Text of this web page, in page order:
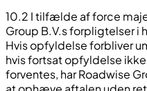
10.2 I tilfælde af force
Group B.V.s forpligtelser i
Hvis opfyldelse forbliver
hvis fortsat opfyldelse
forventes, har Roadwise